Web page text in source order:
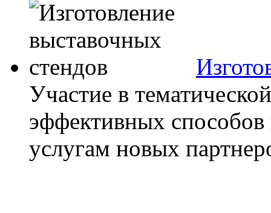
Участие в
эффективных
услугам новых